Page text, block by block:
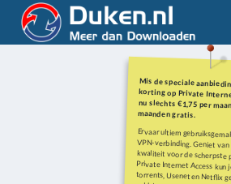
Mis de speciale
korting op Private Internet
nu slechts €1,75 per maand
maanden gratis.
Ervaar ultiem
VPN-verbinding. Geniet
kwaliteit voor de
Private Internet Access
torrents, Usenet en Netflix
geld-terug-garantie van